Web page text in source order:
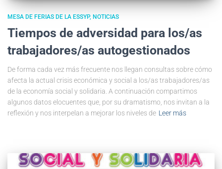
MESA DE FERIAS DE LA ESSYP NOTICIAS
Tiempos de adversidad para los/as
trabajadores/as autogestionados
De forma cada vez más frecuente nos llegan consultas sobre cómo
afecta la actual crisis económica y social a los/as trabajadores/as
de la economía social y solidaria. A continuación compartimos
algunos datos elocuentes que, por su dramatismo, nos invitan a la
reflexión y nos interpelan a mejorar los niveles de Leer más